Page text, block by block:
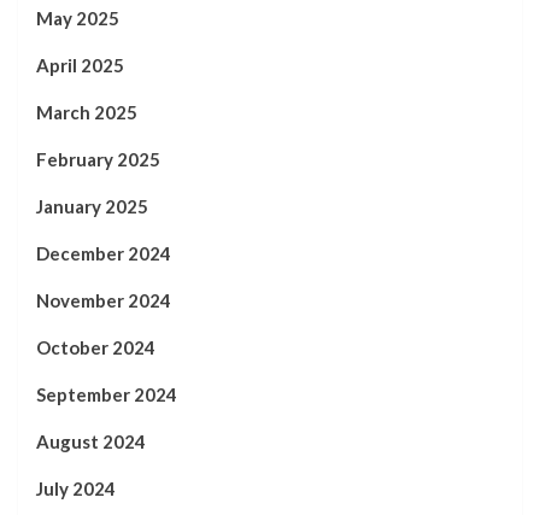
May 2025
April 2025
March 2025
February 2025
January 2025
December 2024
November 2024
October 2024
September 2024
August 2024
July 2024